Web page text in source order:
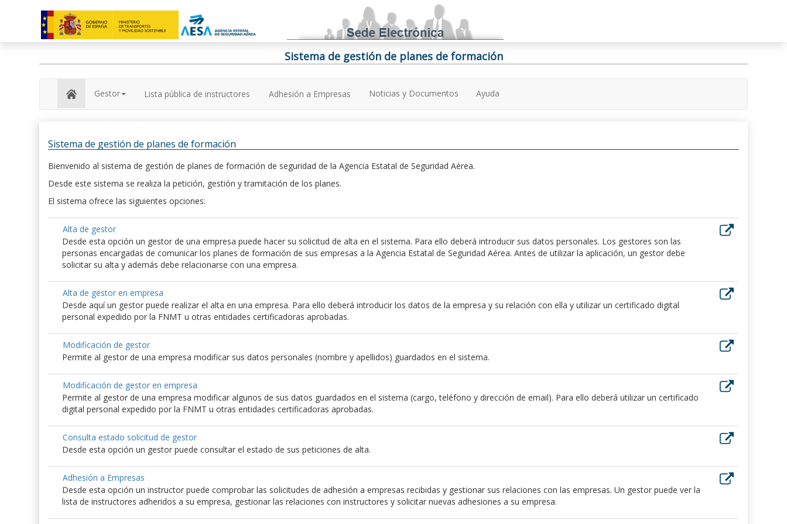
Sistema de gestión de planes de formación
Gestor Lista pública de instructores Adhesión a Empresas Noticias y Documentos Ayuda
Sistema de gestión de planes de formación
Bienvenido al sistema de gestión de planes de formación de seguridad de la Agencia Estatal de Seguridad Aérea.
Desde este sistema se realiza la petición, gestión y tramitación de los planes.
El sistema ofrece las siguientes opciones:
Alta de gestor
Desde esta opción un gestor de una empresa puede hacer su solicitud de alta en el sistema. Para ello deberá introducir sus datos personales. Los gestores son las
personas encargadas de comunicar los planes de formación de sus empresas a la Agencia Estatal de Seguridad Aérea. Antes de utilizar la aplicación, un gestor debe
solicitar su alta y además debe relacionarse con una empresa.
Alta de gestor en empresa
Desde aquí un gestor puede realizar el alta en una empresa. Para ello deberá introducir los datos de la empresa y su relación con ella y utilizar un certificado digital
personal expedido por la FNMT u otras entidades certificadoras aprobadas.
Modificación de gestor
Permite al gestor de una empresa modificar sus datos personales (nombre y apellidos) guardados en el sistema.
Modificación de gestor en empresa
Permite al gestor de una empresa modificar algunos de sus datos guardados en el sistema (cargo, teléfono y dirección de email). Para ello deberá utilizar un certificado
digital personal expedido por la FNMT u otras entidades certificadoras aprobadas.
Consulta estado solicitud de gestor
Desde esta opción un gestor puede consultar el estado de sus peticiones de alta.
Adhesión a Empresas
Desde esta opción un instructor puede comprobar las solicitudes de adhesión a empresas recibidas y gestionar sus relaciones con las empresas. Un gestor puede ver la
lista de instructores adheridos a su empresa, gestionar las relaciones con instructores y solicitar nuevas adhesiones a su empresa.